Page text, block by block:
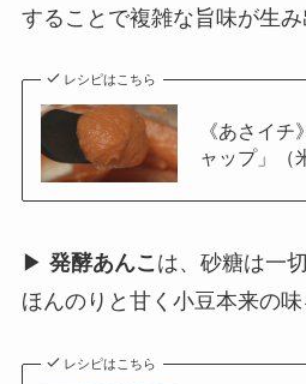
することで複雑な旨味が生み
レシピはこちら
《あさイ
ャップ」（
▶ 発酵あんこは、砂糖は一
ほんのりと甘く小豆本来の味
レシピはこちら